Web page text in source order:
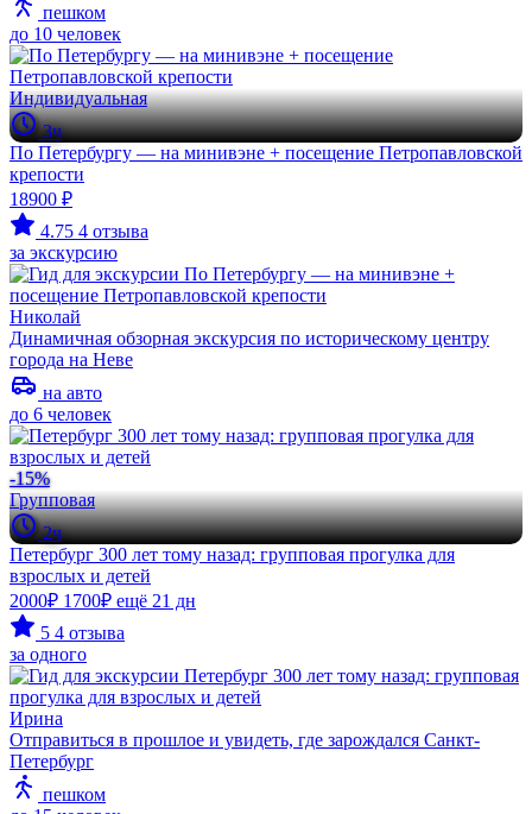
пешком
до 10 человек
Индивидуальная
3ч
По Петербургу — на минивэне + посещение Петропавловской
крепости
18900 ₽
4.75 4 отзыва
за экскурсию
Николай
Динамичная обзорная экскурсия по историческому центру
города на Неве
на авто
до 6 человек
-15%
Групповая
2ч
Петербург 300 лет тому назад: групповая прогулка для
взрослых и детей
2000₽ 1700₽ ещё 21 дн
5 4 отзыва
за одного
Ирина
Отправиться в прошлое и увидеть, где зарождался Санкт-
Петербург
пешком